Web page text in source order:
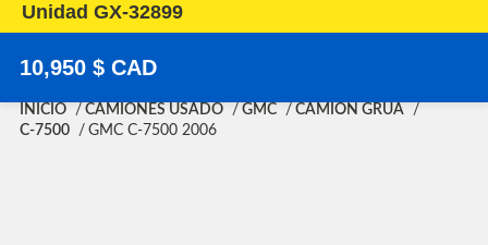
Unidad GX-32899
10,950 $ CAD
INICIO CAMIONES USADO GMC
CAMIÓN GRÚA
C-7500
GMC C-7500 2006